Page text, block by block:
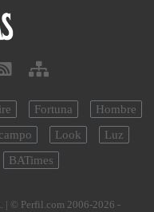
Fortuna
Hombre
Look
Luz
BATimes
| © Perfil.com 2006-2026 -